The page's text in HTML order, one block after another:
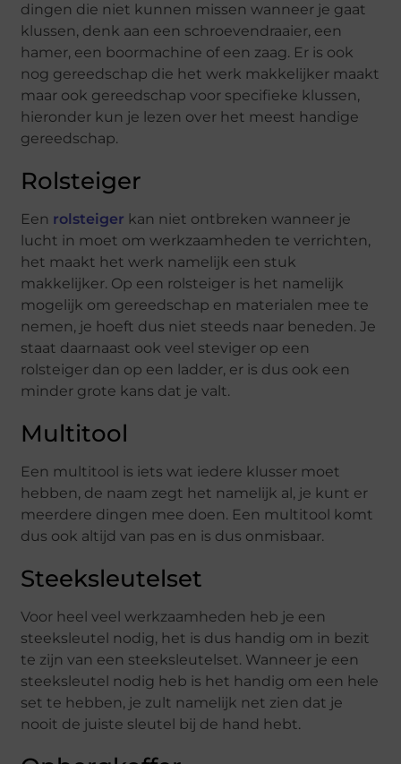
dingen die niet kunnen missen wanneer je gaat
klussen, denk aan een schroevendraaier, een
hamer, een boormachine of een zaag. Er is ook
nog gereedschap die het werk makkelijker maakt
maar ook gereedschap voor specifieke klussen,
hieronder kun je lezen over het meest handige
gereedschap.
Rolsteiger
Een rolsteiger kan niet ontbreken wanneer je
lucht in moet om werkzaamheden te verrichten,
het maakt het werk namelijk een stuk
makkelijker. Op een rolsteiger is het namelijk
mogelijk om gereedschap en materialen mee te
nemen, je hoeft dus niet steeds naar beneden. Je
staat daarnaast ook veel steviger op een
rolsteiger dan op een ladder, er is dus ook een
minder grote kans dat je valt.
Multitool
Een multitool is iets wat iedere klusser moet
hebben, de naam zegt het namelijk al, je kunt er
meerdere dingen mee doen. Een multitool komt
dus ook altijd van pas en is dus onmisbaar.
Steeksleutelset
Voor heel veel werkzaamheden heb je een
steeksleutel nodig, het is dus handig om in bezit
te zijn van een steeksleutelset. Wanneer je een
steeksleutel nodig heb is het handig om een hele
set te hebben, je zult namelijk net zien dat je
nooit de juiste sleutel bij de hand hebt.